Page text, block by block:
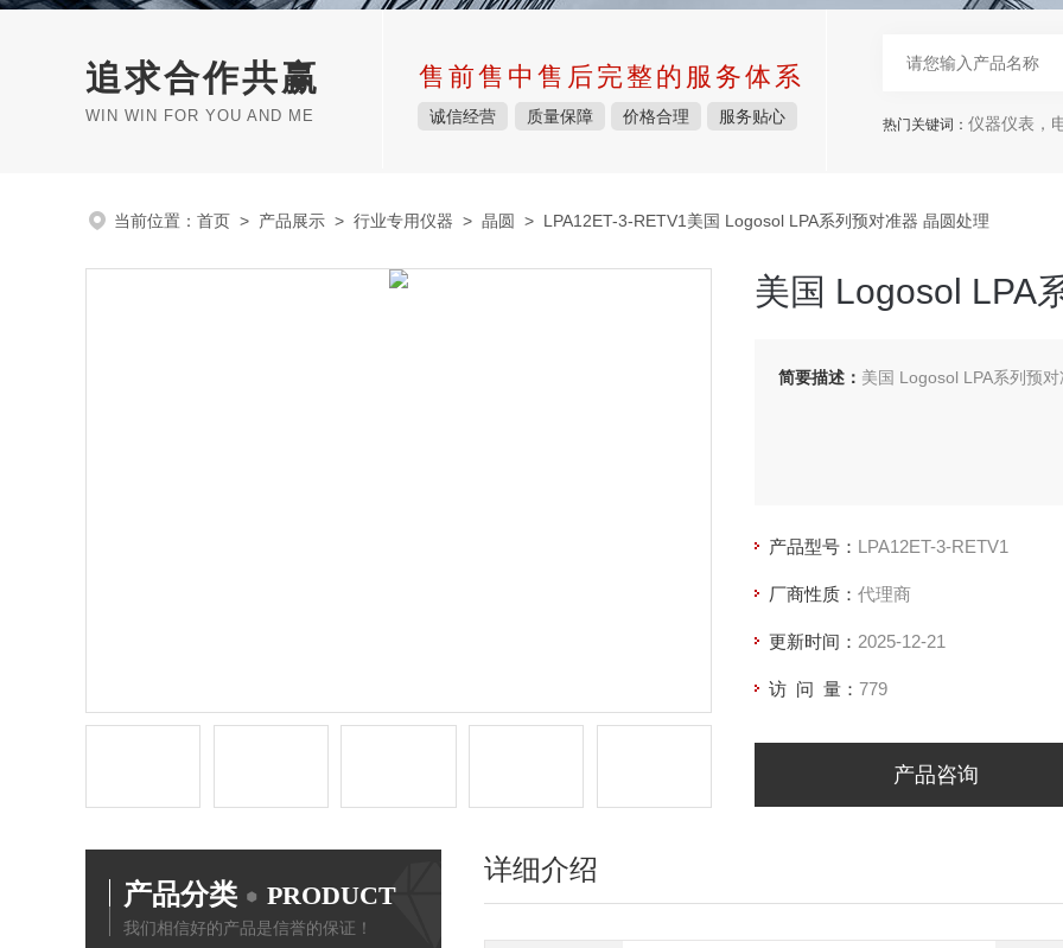
追求合作共赢
WIN WIN FOR YOU AND ME
售前售中售后完整的服务体系
诚信经营 质量保障 价格合理 服务贴心 热门关键词： 仪器仪表，电
当前位置： 首页 > 产品展示 > 行业专用仪器 > 晶圆 > LPA12ET-3-RETV1美国 Logosol LPA系列预对准器 晶圆处理
美国 Logosol LPA
简要描述： 美国 Logosol LPA系列预
产品型号： LPA12ET-3-RETV1
厂商性质： 代理商
更新时间： 2025-12-21
访 问 量： 779
产品咨询
产品分类 PRODUCT
我们相信好的产品是信誉的保证！
详细介绍